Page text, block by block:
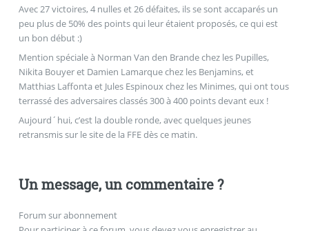
Avec 27 victoires, 4 nulles et 26 défaites, ils se sont accaparés un
peu plus de 50% des points qui leur étaient proposés, ce qui est
un bon début :)
Mention spéciale à Norman Van den Brande chez les Pupilles,
Nikita Bouyer et Damien Lamarque chez les Benjamins, et
Matthias Laffonta et Jules Espinoux chez les Minimes, qui ont tous
terrassé des adversaires classés 300 à 400 points devant eux !
Aujourd´hui, c’est la double ronde, avec quelques jeunes
retransmis sur le site de la FFE dès ce matin.
Un message, un commentaire ?
Forum sur abonnement